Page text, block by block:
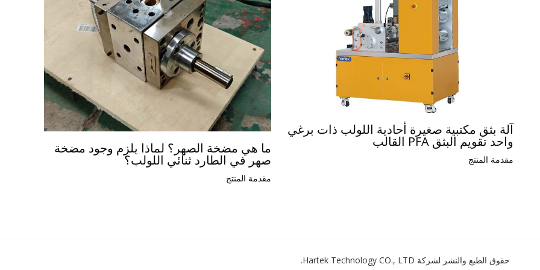
آلة بثق مكتبية صغيرة أحادية اللولب ذات برغي
واحد تقويم البثق PFA القالب
مقدمة المنتج
ما هي مضخة الصهر؟ لماذا يلزم وجود مضخة
صهر في الطارد ثنائي اللولب؟
مقدمة المنتج
حقوق الطبع والنشر لشركة Hartek Technology CO., LTD.